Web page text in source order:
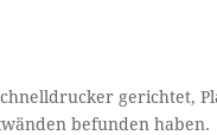
gerichtet,
befunden haben.